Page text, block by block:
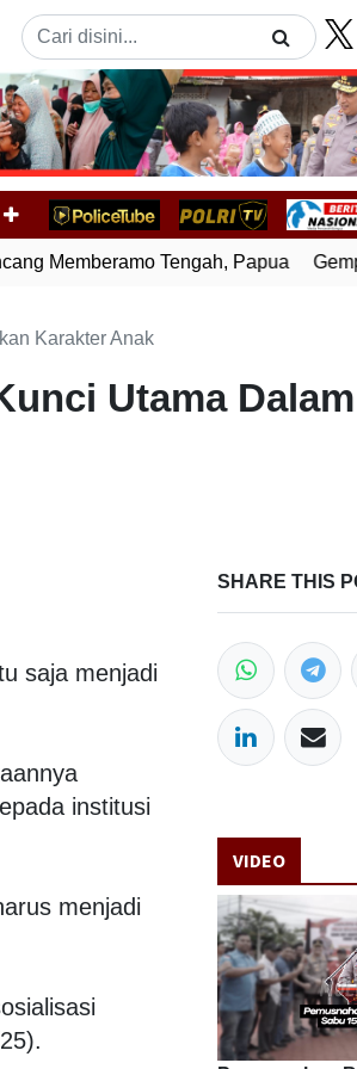
Memberamo Tengah, Papua
Karakter Anak
Utama Dalam
saja menjadi
institusi
menjadi
SHARE THIS
VIDEO